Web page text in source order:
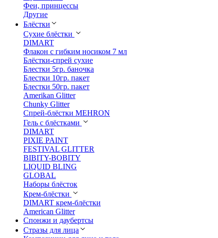
Феи, принцессы
Другие
Блёстки
Сухие блёстки
DIMART
Флакон с гибким носиком 7 мл
Блёстки-спрей сухие
Блестки 5гр. баночка
Блестки 10гр. пакет
Блестки 50гр. пакет
Amerikan Glitter
Chunky Glitter
Спрей-блёстки MEHRON
Гель с блёстками
DIMART
PIXIE PAINT
FESTIVAL GLITTER
BIBITY-BOBITY
LIQUID BLING
GLOBAL
Наборы блёсток
Крем-блёстки
DIMART крем-блёстки
American Glitter
Спонжи и даубертсы
Стразы для лица